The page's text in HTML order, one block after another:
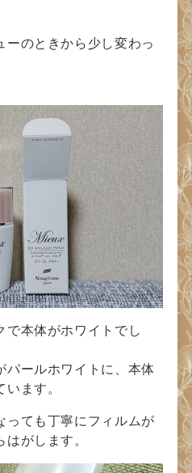
ーのときから少し変わっ
で本体がホワイトでし
パールホワイトに、本体
ます。
っても丁寧にフィルムが
がします。